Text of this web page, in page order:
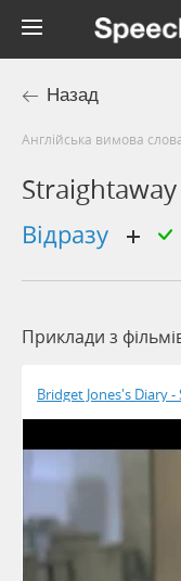
Назад
Англійська вимова
Straightaway
відразу
Приклади з
Bridget Jones's Diary